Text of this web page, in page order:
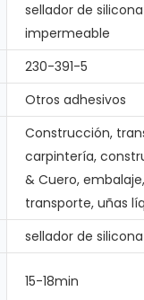
sellador de silicona
impermeable
230-391-5
Otros adhesivos
Construcción,
carpintería,
& Cuero, embalaje,
transporte, uñas
sellador de silicona
15-18min